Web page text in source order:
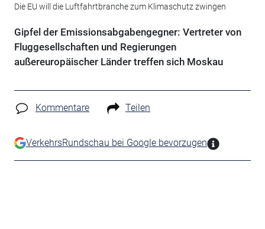
Die EU will die Luftfahrtbranche zum Klimaschutz zwingen
Gipfel der Emissionsabgabengegner: Vertreter von
Fluggesellschaften und Regierungen
außereuropäischer Länder treffen sich Moskau
Kommentare Teilen
VerkehrsRundschau bei Google bevorzugen